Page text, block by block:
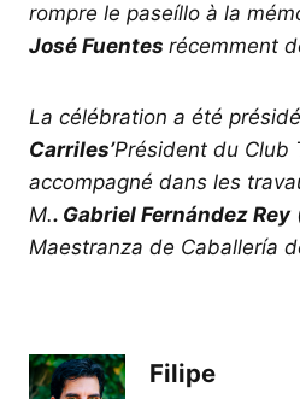
rompre le paseíllo à la
José Fuentes récemment
La célébration a été
Carriles’Président du Club
accompagné dans les
M.. Gabriel Fernández Rey
Maestranza de Caballería
Filipe